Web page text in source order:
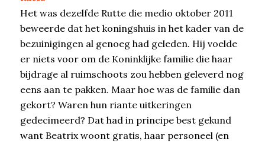
Het was dezelfde Rutte die medio oktober 2011
beweerde dat het koningshuis in het kader van de
bezuinigingen al genoeg had geleden. Hij voelde
er niets voor om de Koninklijke familie die haar
bijdrage al ruimschoots zou hebben geleverd nog
eens aan te pakken. Maar hoe was de familie dan
gekort? Waren hun riante uitkeringen
gedecimeerd? Dat had in principe best gekund
want Beatrix woont gratis, haar personeel (en